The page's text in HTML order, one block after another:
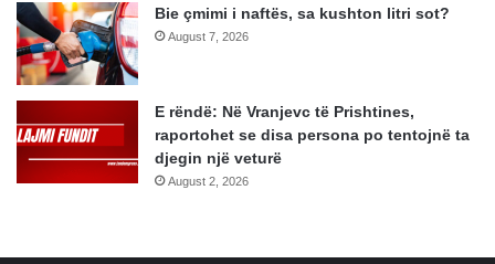
Bie çmimi i naftës, sa kushton litri sot?
August 7, 2026
E rëndë: Në Vranjevc të Prishtines,
raportohet se disa persona po tentojnë ta
djegin një veturë
August 2, 2026